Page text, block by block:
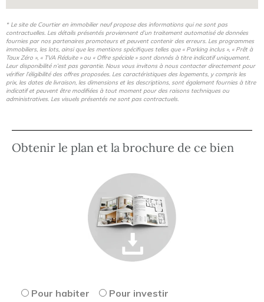
Double vitrage
Aucune procédure ou travaux de copropriété prévus
Localisation stratégique : à proximité immédiate des
pleine dynamique urbaine
Copropriété à taille humaine, charges maîtrisées
Faible surface = rentabilité potentiellement élevée en
Marché locatif dynamique sur le secteur pour les étudiants
* Le site de Courtier en immobilier neuf propose des informations qui ne sont pas
contractuelles. Les détails présentés proviennent d’un traitement automatisé de données
fournies par nos partenaires promoteurs et peuvent contenir des erreurs. Les programmes
immobiliers, les lots, ainsi que les mentions spécifiques telles que « Parking inclus », « Prêt à
Taux Zéro », « TVA Réduite » ou « Offre spéciale » sont donnés à titre indicatif uniquement.
Leur disponibilité n’est pas garantie. Nous vous invitons à nous contacter directement pour
vérifier l’éligibilité des offres proposées. Les caractéristiques des logements, y compris les
prix, les dates de livraison, les dimensions et les descriptions, sont également fournies à titre
indicatif et peuvent être modifiées à tout moment pour des raisons techniques ou
administratives. Les visuels présentés ne sont pas contractuels.
Obtenir le plan et la brochure de ce bien
Pour habiter
Pour investir